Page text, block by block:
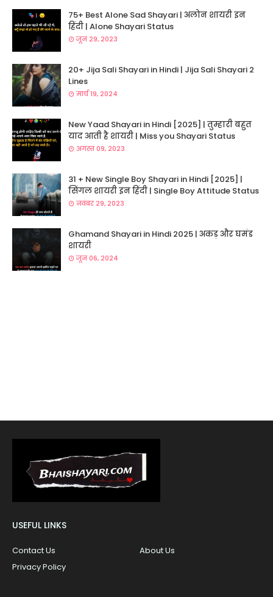
75+ Best Alone Sad Shayari | अलोन शायरी इन
हिंदी | Alone Shayari Status
जून 29, 2023
20+ Jija Sali Shayari in Hindi | Jija Sali Shayari 2
Lines
मार्च 19, 2024
New Yaad Shayari in Hindi [2025] | तुम्हारी बहुत
याद आती है शायरी | Miss you Shayari Status
अगस्त 09, 2023
31 + New Single Boy Shayari in Hindi [2025] |
सिंगल शायरी इन हिंदी | Single Boy Attitude Status
नवंबर 29, 2023
Ghamand Shayari in Hindi 2025 | अकड़ और घमंड
शायरी
जून 06, 2024
USEFUL LINKS
Contact Us
About Us
Privacy Policy